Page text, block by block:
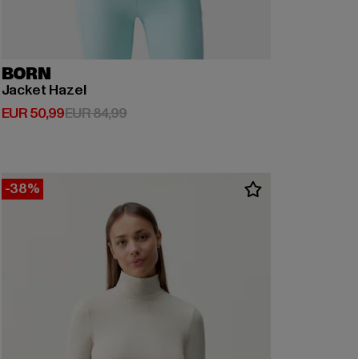
BORN
Jacket Hazel
EUR 50,99
Derzeitiger Preis: EUR 50,99
EUR 84,99Aktionspreis: EUR 84,99
-38%